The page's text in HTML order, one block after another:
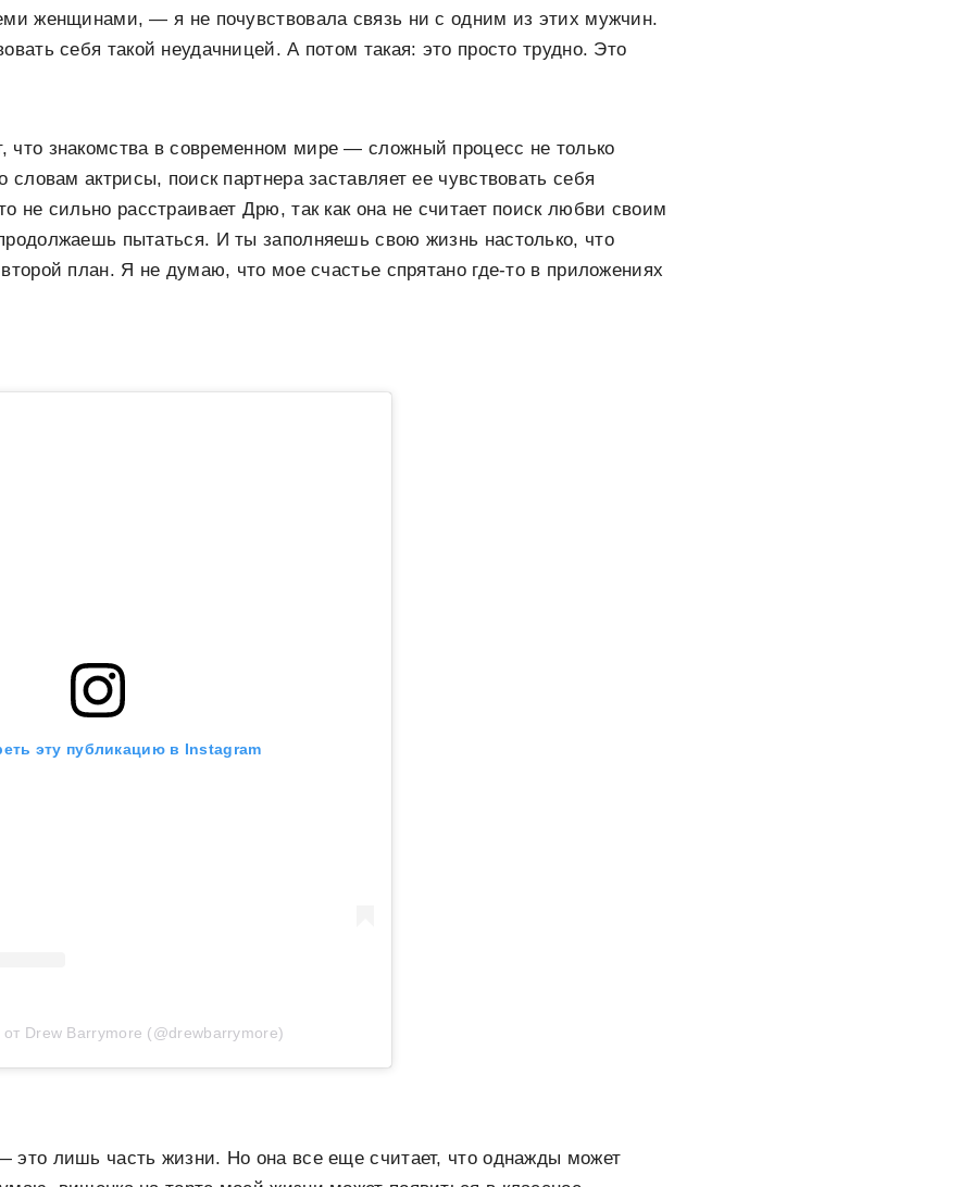
женщинами, — я не почувствовала связь ни с одним из этих мужчин.
себя такой неудачницей. А потом такая: это просто трудно. Это
знакомства в современном мире — сложный процесс не только
актрисы, поиск партнера заставляет ее чувствовать себя
не сильно расстраивает Дрю, так как она не считает поиск любви своим
пытаться. И ты заполняешь свою жизнь настолько, что
план. Я не думаю, что мое счастье спрятано где-то в приложениях
эту публикацию в Instagram
от Drew Barrymore (@drewbarrymore)
это лишь часть жизни. Но она все еще считает, что однажды может